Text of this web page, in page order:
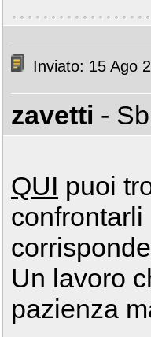
Inviato: 15 Ago
zavetti -
QUI puoi
Un lavoro
pazienza